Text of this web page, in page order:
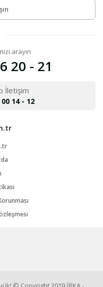
arayın
20 - 21
İletişim
14 - 12